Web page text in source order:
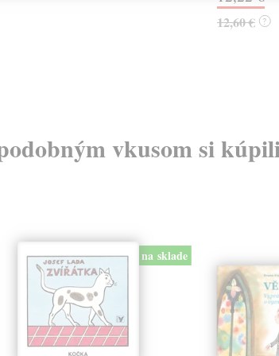
12,60 € ?
vkusom si
na sklade